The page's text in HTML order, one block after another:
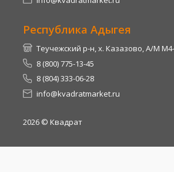
Республика Адыгея
Теучежский р-н, х. Казазово, А/М
8 (800) 775-13-45
8 (804) 333-06-28
info@kvadratmarket.ru
2026 © Квадрат